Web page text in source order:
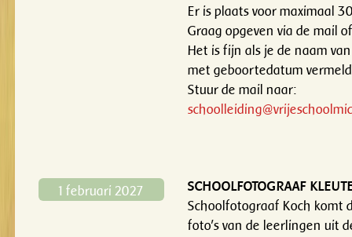
Er is plaats voor maximaal
Graag opgeven via de mail
Het is fijn als je de naam
met geboortedatum
Stuur de mail naar:
1 februari 2027
SCHOOLFOTOGRAAF
Schoolfotograaf Koch komt
foto's van de leerlingen uit